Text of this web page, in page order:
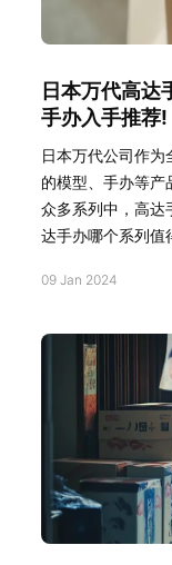
日本万代高达
手办入手推荐!
日本万代公司作
的模型、手办等产
众多系列中，高达
达手办哪个系列值
09 Jan 2024